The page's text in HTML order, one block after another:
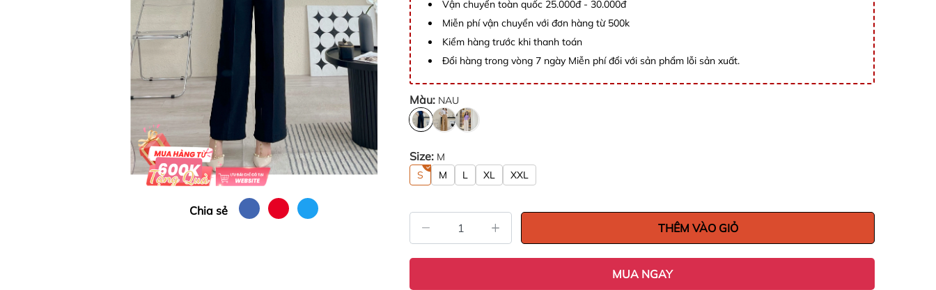
Chia sẻ
Vận chuyển toàn quốc 25.000đ - 30.000đ
Miễn phí vận chuyển với đơn hàng từ 500k
Kiểm hàng trước khi thanh toán
Đổi hàng trong vòng 7 ngày Miễn phí đổi với sản phẩm lỗi sản xuất.
Màu: NAU
Size: M
S
M L XL XXL
THÊM VÀO GIỎ
MUA NGAY